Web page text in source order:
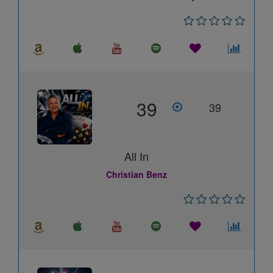
39 39
All In
Christian Benz